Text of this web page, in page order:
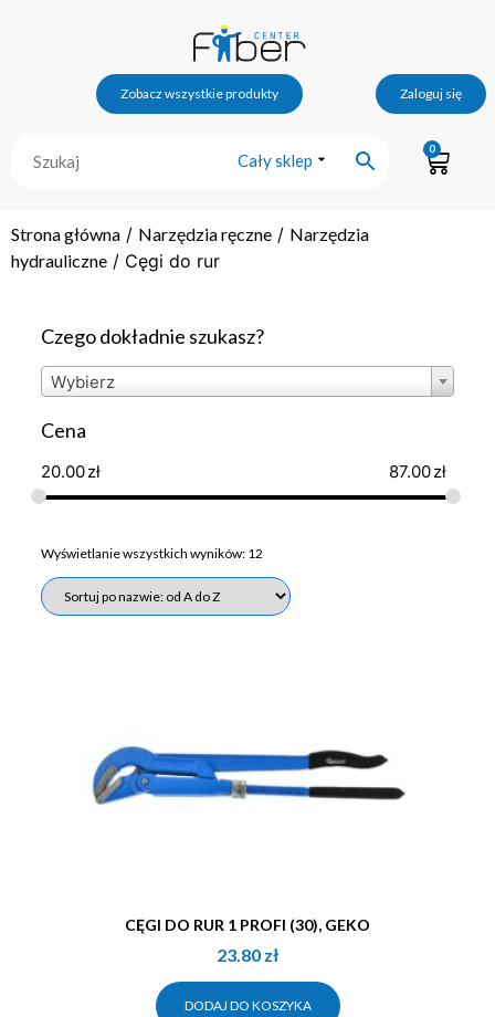
Zobacz wszystkie produkty Zaloguj się
Cały sklep
0
Strona główna / Narzędzia ręczne / Narzędzia
hydrauliczne / Cęgi do rur
Czego dokładnie szukasz?
Wybierz
Cena
20.00zł 87.00zł
Wyświetlanie wszystkich wyników: 12
CĘGI DO RUR 1 PROFI (30), GEKO
23.80 zł
DODAJ DO KOSZYKA